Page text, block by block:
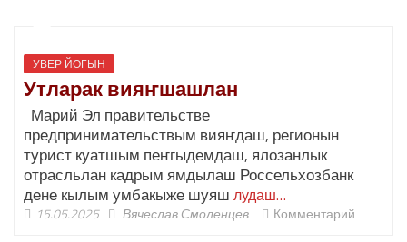
УВЕР ЙОГЫН
Утларак вияҥшашлан
Марий Эл правительстве
предпринимательствым вияҥдаш, регионын
турист куатшым пеҥгыдемдаш, ялозанлык
отрасльлан кадрым ямдылаш Россельхозбанк
дене кылым умбакыже шуяш лудаш…
15.05.2025 Вячеслав Смоленцев Комментарий